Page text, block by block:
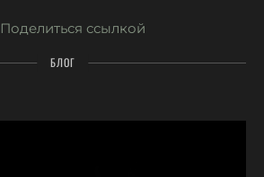
Поделиться ссылкой
БЛОГ